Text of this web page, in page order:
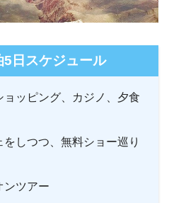
5日スケジュール
ッピング、カジノ、夕食
しつつ、無料ショー巡り
ツアー